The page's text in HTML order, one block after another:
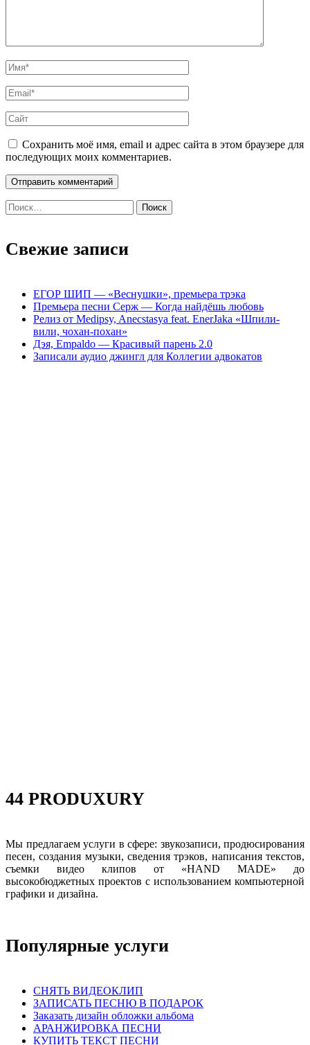
Сохранить моё имя, email и адрес сайта в этом браузере для
последующих моих комментариев.
Найти:
Свежие записи
ЕГОР ШИП — «Веснушки», премьера трэка
Премьера песни Серж — Когда найдёшь любовь
Релиз от Medipsy, Anecstasya feat. EnerJaka «Шпили-
вили, чохан-похан»
Дэя, Empaldo — Красивый парень 2.0
Записали аудио джингл для Коллегии адвокатов
44 PRODUXURY
Мы предлагаем услуги в сфере: звукозаписи, продюсирования
песен, создания музыки, сведения трэков, написания текстов,
съемки видео клипов от «HAND MADE» до
высокобюджетных проектов с использованием компьютерной
графики и дизайна.
Популярные услуги
СНЯТЬ ВИДЕОКЛИП
ЗАПИСАТЬ ПЕСНЮ В ПОДАРОК
Заказать дизайн обложки альбома
АРАНЖИРОВКА ПЕСНИ
КУПИТЬ ТЕКСТ ПЕСНИ